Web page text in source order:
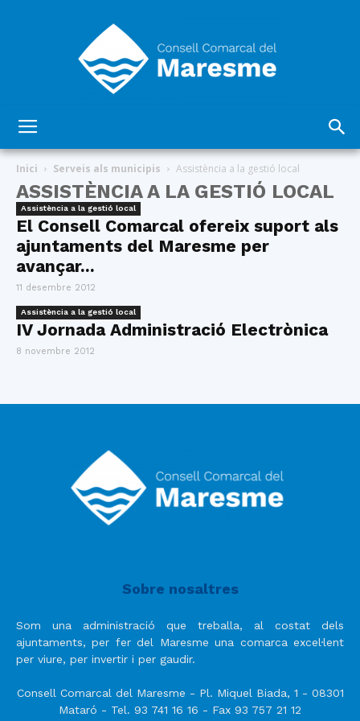
Inici Serveis als municipis Assistència a la gestió local
ASSISTÈNCIA A LA GESTIÓ LOCAL
Assistència a la gestió local
El Consell Comarcal ofereix suport als
ajuntaments del Maresme per
avançar...
11 desembre 2012
Assistència a la gestió local
IV Jornada Administració Electrònica
8 novembre 2012
Sobre nosaltres
Som una administració que treballa, al costat dels
ajuntaments, per fer del Maresme una comarca excel·lent
per viure, per invertir i per gaudir.
Consell Comarcal del Maresme - Pl. Miquel Biada, 1 - 08301
Mataró - Tel. 93 741 16 16 - Fax 93 757 21 12